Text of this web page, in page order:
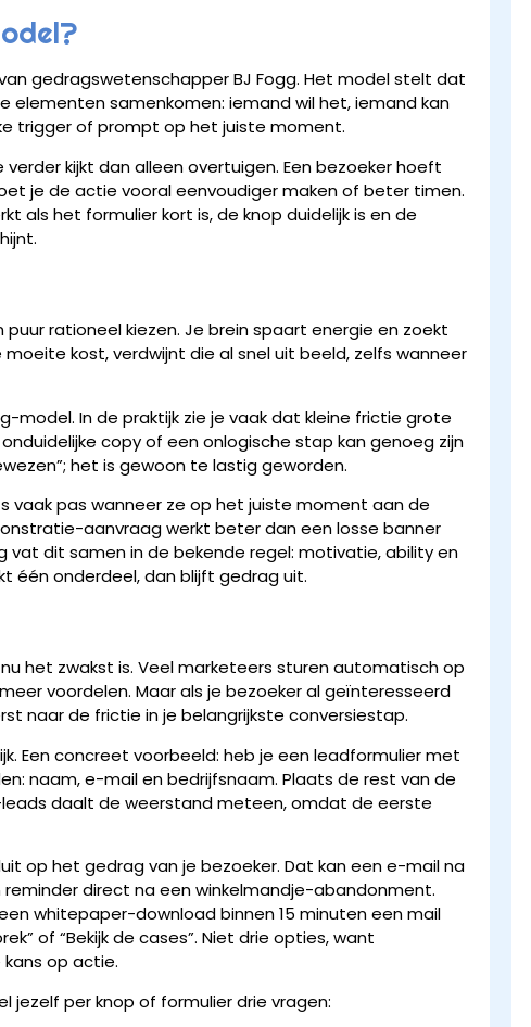
gedragswetenschapper BJ Fogg. Het model stelt dat
samenkomen: iemand wil het, iemand kan
trigger of prompt op het juiste moment.
kijkt dan alleen overtuigen. Een bezoeker hoeft
je de actie vooral eenvoudiger maken of beter timen.
als het formulier kort is, de knop duidelijk is en de
rationeel kiezen. Je brein spaart energie en zoekt
kost, verdwijnt die al snel uit beeld, zelfs wanneer
model. In de praktijk zie je vaak dat kleine frictie grote
copy of een onlogische stap kan genoeg zijn
het is gewoon te lastig geworden.
vaak pas wanneer ze op het juiste moment aan de
aanvraag werkt beter dan een losse banner
dit samen in de bekende regel: motivatie, ability en
één onderdeel, dan blijft gedrag uit.
het zwakst is. Veel marketeers sturen automatisch op
voordelen. Maar als je bezoeker al geïnteresseerd
naar de frictie in je belangrijkste conversiestap.
Een concreet voorbeeld: heb je een leadformulier met
naam, e-mail en bedrijfsnaam. Plaats de rest van de
leads daalt de weerstand meteen, omdat de eerste
op het gedrag van je bezoeker. Dat kan een e-mail na
direct na een winkelmandje-abandonment.
whitepaper-download binnen 15 minuten een mail
of “Bekijk de cases”. Niet drie opties, want
op actie.
jezelf per knop of formulier drie vragen: